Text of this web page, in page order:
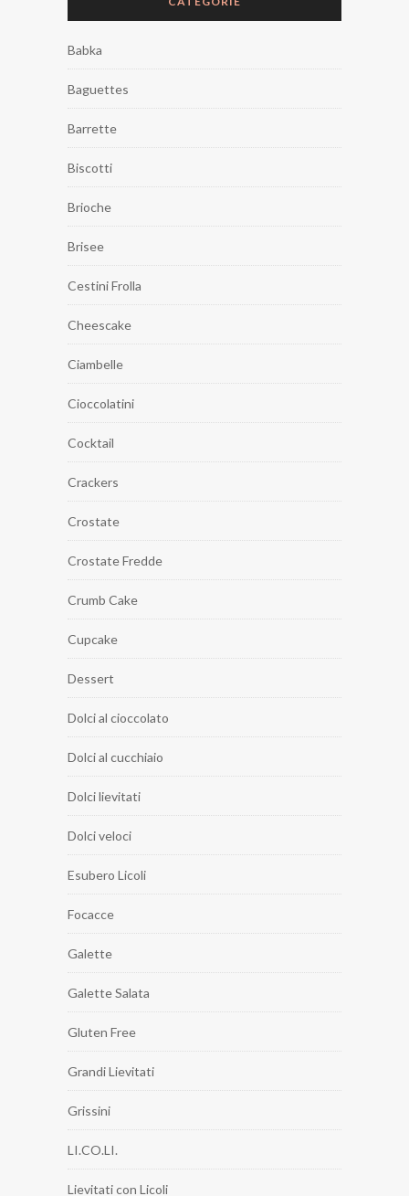
Babka
Baguettes
Barrette
Biscotti
Brioche
Brisee
Cestini Frolla
Cheescake
Ciambelle
Cioccolatini
Cocktail
Crackers
Crostate
Crostate Fredde
Crumb Cake
Cupcake
Dessert
Dolci al cioccolato
Dolci al cucchiaio
Dolci lievitati
Dolci veloci
Esubero Licoli
Focacce
Galette
Galette Salata
Gluten Free
Grandi Lievitati
Grissini
LI.CO.LI.
Lievitati con Licoli